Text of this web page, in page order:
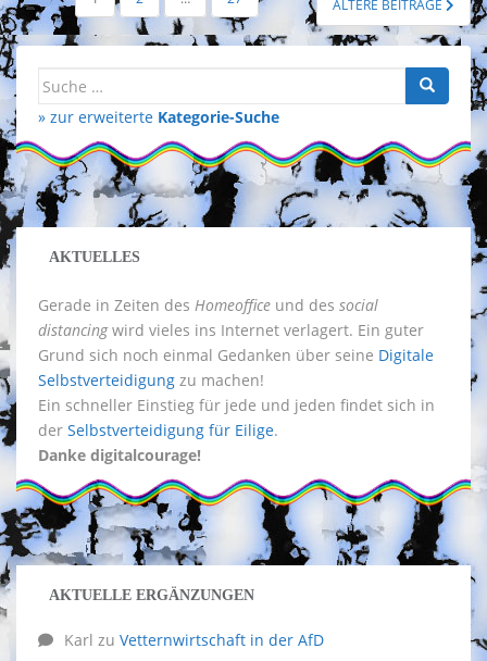
DER
BEITRÄGE
ÄLTERE BEITRÄGE
Suche
» zur erweiterte Kategorie-Suche
AKTUELLES
Gerade in Zeiten des Homeoffice und des social
distancingwird vieles ins Internet verlagert. Ein guter
Grund sich noch einmal Gedanken über seine Digitale
Selbstverteidigung zu machen!
Ein schneller Einstieg für jede und jeden findet sich in
der Selbstverteidigung für Eilige.
Danke digitalcourage!
AKTUELLE ERGÄNZUNGEN
Karl zu Vetternwirtschaft in der AfD